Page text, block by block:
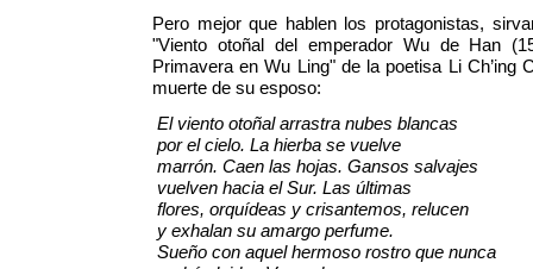
Pero mejor que hablen los protagonistas,
"Viento otoñal del emperador Wu de Han
Primavera en Wu Ling" de la poetisa Li Ch’ing
muerte de su esposo:
El viento otoñal arrastra nubes blancas
por el cielo. La hierba se vuelve
marrón. Caen las hojas. Gansos salvajes
vuelven hacia el Sur. Las últimas
flores, orquídeas y crisantemos, relucen
y exhalan su amargo perfume.
Sueño con aquel hermoso rostro que nunca